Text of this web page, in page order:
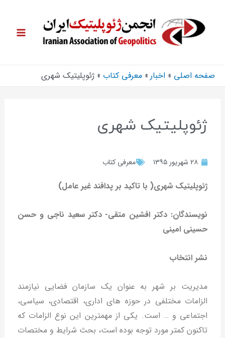
صفحه اصلی اخبار معرفی کتاب ژئوپلیتیک شهری
ژئوپلیتیک شهری
۲۸ شهریور ۱۳۹۵ معرفی کتاب
ژئوپلیتیک شهری( با تاکید بر پدافند غیر عامل)
نویسندگان: دکتر افشین متقی- دکتر سعید ناجی و حسن
حسینی امینی
نشر انتخاب
مديريت بر شهر به عنوان يك سازمان فضايي نيازمند
الزامات مختلفي در حوزه هاي اداري، اقتصادي، سياسي،
اجتماعي و … است. يكي از مهمترين اين نوع الزامات كه
تاكنون كمتر مورد توجه بوده است، بحث شرايط و مختصات